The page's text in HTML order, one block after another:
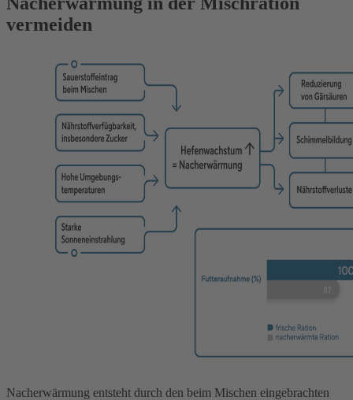
vermeiden
Nacherwärmung entsteht durch den beim Mischen eingebrachten